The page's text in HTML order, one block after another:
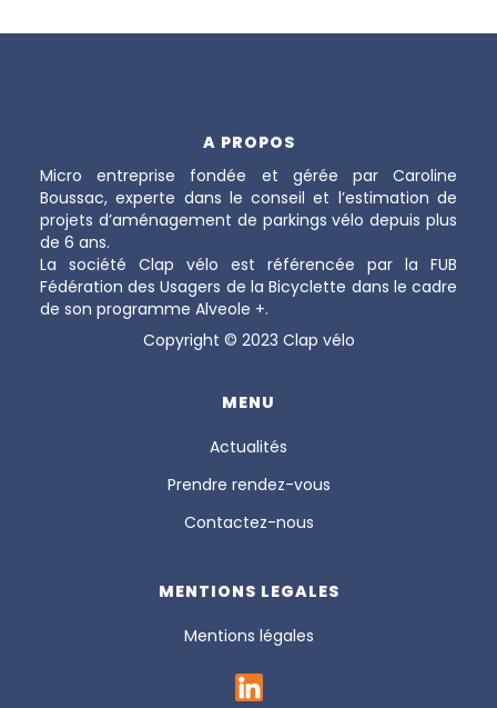
A PROPOS
Micro entreprise fondée et gérée par Caroline
Boussac, experte dans le conseil et l’estimation de
projets d’aménagement de parkings vélo depuis plus
de 6 ans.
La société Clap vélo est référencée par la FUB
Fédération des Usagers de la Bicyclette dans le cadre
de son programme Alveole +.
Copyright © 2023 Clap vélo
MENU
Actualités
Prendre rendez-vous
Contactez-nous
MENTIONS LEGALES
Mentions légales